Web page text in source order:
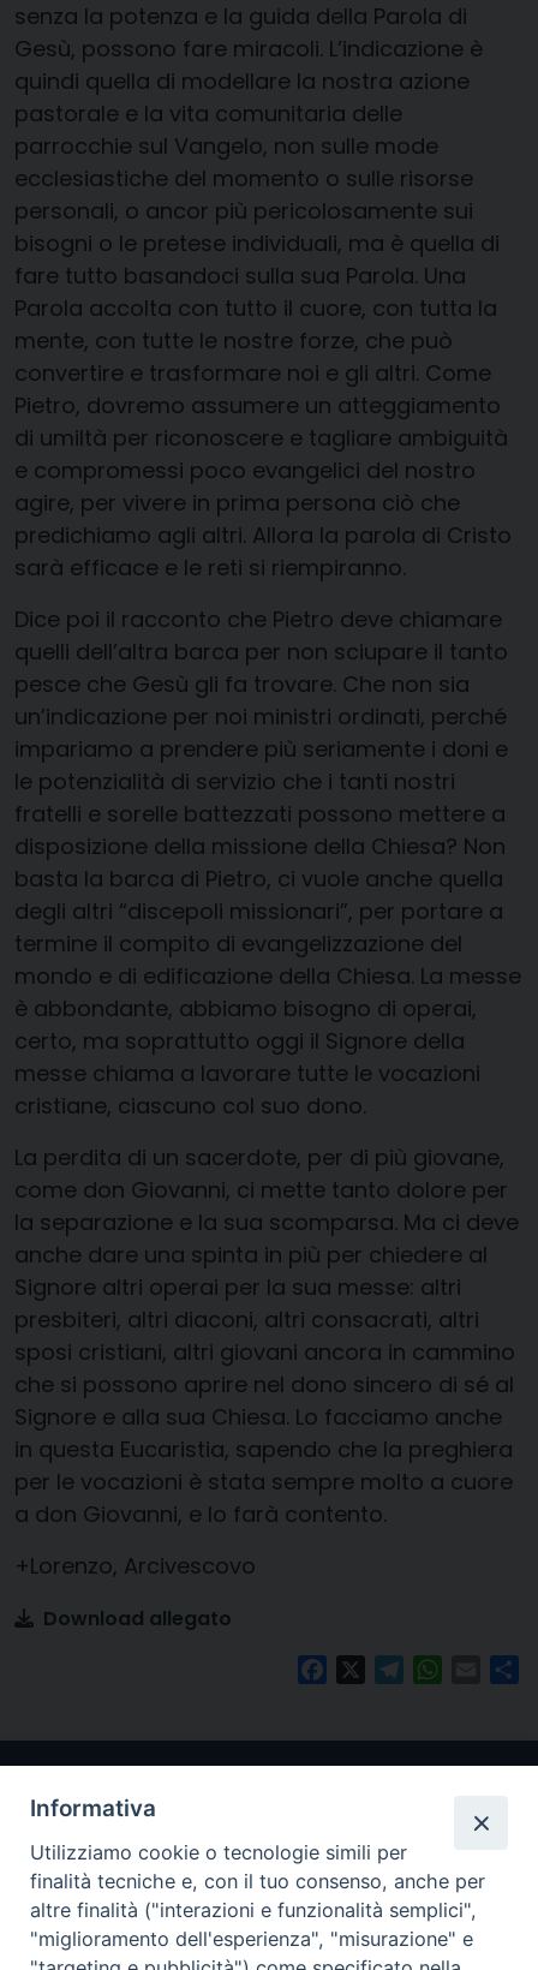
senza la potenza e la guida della Parola di
Gesù, possono fare miracoli. L’indicazione è
quindi quella di modellare la nostra azione
pastorale e la vita comunitaria delle
parrocchie sul Vangelo, non sulle mode
ecclesiastiche del momento o sulle risorse
personali, o ancor più pericolosamente sui
bisogni o le pretese individuali, ma è quella di
fare tutto basandoci sulla sua Parola. Una
Parola accolta con tutto il cuore, con tutta la
mente, con tutte le nostre forze, che può
convertire e trasformare noi e gli altri. Come
Pietro, dovremo assumere un atteggiamento
di umiltà per riconoscere e tagliare ambiguità
e compromessi poco evangelici del nostro
agire, per vivere in prima persona ciò che
predichiamo agli altri. Allora la parola di Cristo
sarà efficace e le reti si riempiranno.
Dice poi il racconto che Pietro deve chiamare
quelli dell’altra barca per non sciupare il tanto
pesce che Gesù gli fa trovare. Che non sia
un’indicazione per noi ministri ordinati, perché
impariamo a prendere più seriamente i doni e
le potenzialità di servizio che i tanti nostri
fratelli e sorelle battezzati possono mettere a
disposizione della missione della Chiesa? Non
basta la barca di Pietro, ci vuole anche quella
degli altri “discepoli missionari”, per portare a
termine il compito di evangelizzazione del
mondo e di edificazione della Chiesa. La messe
è abbondante, abbiamo bisogno di operai,
certo, ma soprattutto oggi il Signore della
messe chiama a lavorare tutte le vocazioni
cristiane, ciascuno col suo dono.
La perdita di un sacerdote, per di più giovane,
come don Giovanni, ci mette tanto dolore per
la separazione e la sua scomparsa. Ma ci deve
anche dare una spinta in più per chiedere al
Signore altri operai per la sua messe: altri
presbiteri, altri diaconi, altri consacrati, altri
sposi cristiani, altri giovani ancora in cammino
che si possono aprire nel dono sincero di sé al
Signore e alla sua Chiesa. Lo facciamo anche
in questa Eucaristia, sapendo che la preghiera
per le vocazioni è stata sempre molto a cuore
a don Giovanni, e lo farà contento.
+Lorenzo, Arcivescovo
Download allegato
FacebookTelegram Email
Arcidiocesi di Ravenna-Cervia
Informativa
Utilizziamo cookie o tecnologie simili per
finalità tecniche e, con il tuo consenso, anche per
altre finalità ("interazioni e funzionalità semplici",
"miglioramento dell'esperienza", "misurazione" e